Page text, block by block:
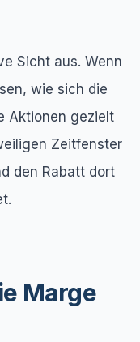
Sicht aus. Wenn
wie sich die
Aktionen gezielt
Zeitfenster
den Rabatt dort
Marge